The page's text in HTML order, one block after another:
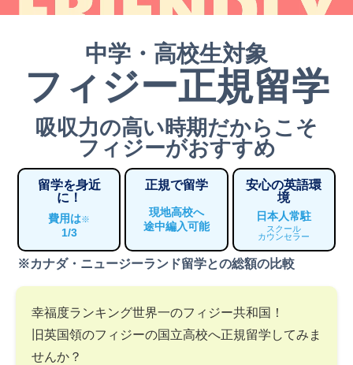
中学・高校生対象
フィジー正規留学
吸収力の高い時期だからこそ
フィジーがおすすめ
留学を身近
に！
費用は※
1/3
正規で留学
現地高校へ
途中編入可能
安心の英語環
境
日本人常駐
スクール
カウンセラー
※カナダ・ニュージーランド留学との総額の比較
幸福度ランキング世界一のフィジー共和国！
旧英国領のフィジーの国立高校へ正規留学してみま
せんか？